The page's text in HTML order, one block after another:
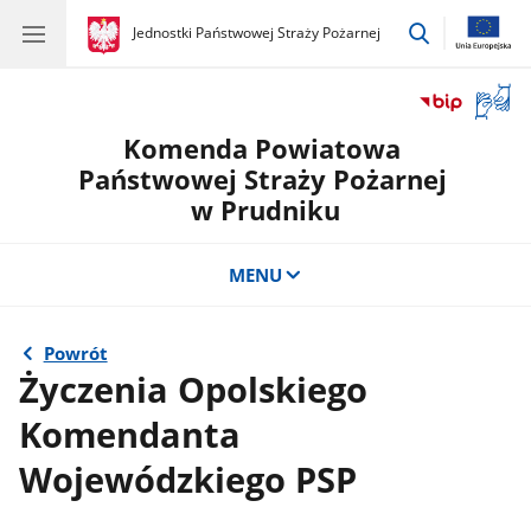
gov.pl
Jednostki Państwowej Straży Pożarnej
gov.pl
Jednostki
przejdź
okno
Komenda Powiatowa
Państwowej Straży Pożarnej
w Prudniku
MENU
Powrót
Życzenia Opolskiego
Komendanta
Wojewódzkiego PSP